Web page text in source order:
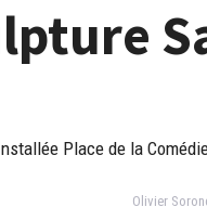
Place de la
Olivier